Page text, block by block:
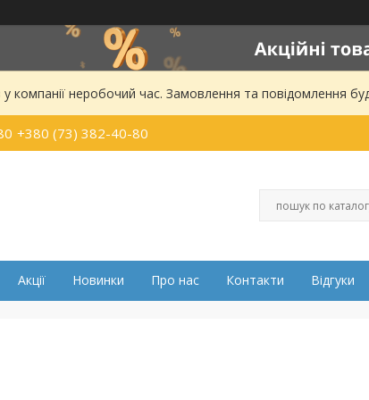
у компанії неробочий час. Замовлення та повідомлення
+380 (73) 382-40-80
Акції Новинки Про нас Контакти Відгуки